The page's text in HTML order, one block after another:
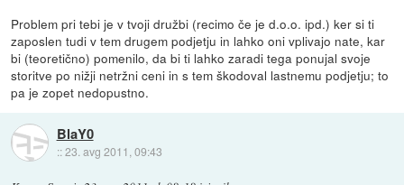
Problem pri tebi je v tvoji družbi (recimo če je d.o.o. ipd.) ker si ti
zaposlen tudi v tem drugem podjetju in lahko oni vplivajo nate, kar
bi (teoretično) pomenilo, da bi ti lahko zaradi tega ponujal svoje
storitve po nižji netržni ceni in s tem škodoval lastnemu podjetju; to
pa je zopet nedopustno.
BlaY0
::23. avg 2011, 09:43